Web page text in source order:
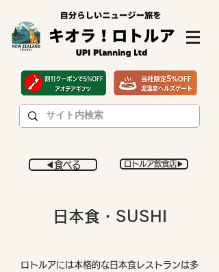
◀︎食べる ロトルア飲食店▶︎
日本食・SUSHI
ロトルアには本格的な日本食レストランは多